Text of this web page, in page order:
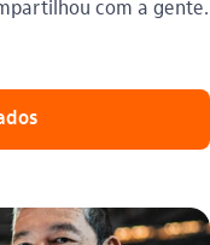
com a gente.